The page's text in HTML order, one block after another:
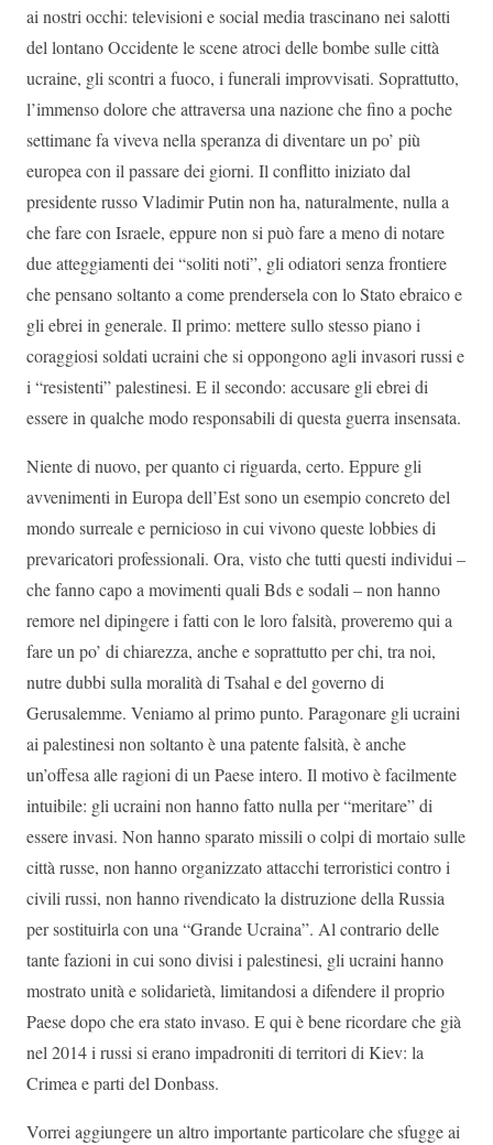
ai nostri occhi: televisioni e social media trascinano nei salotti
del lontano Occidente le scene atroci delle bombe sulle città
ucraine, gli scontri a fuoco, i funerali improvvisati. Soprattutto,
l’immenso dolore che attraversa una nazione che fino a poche
settimane fa viveva nella speranza di diventare un po’ più
europea con il passare dei giorni. Il conflitto iniziato dal
presidente russo Vladimir Putin non ha, naturalmente, nulla a
che fare con Israele, eppure non si può fare a meno di notare
due atteggiamenti dei “soliti noti”, gli odiatori senza frontiere
che pensano soltanto a come prendersela con lo Stato ebraico e
gli ebrei in generale. Il primo: mettere sullo stesso piano i
coraggiosi soldati ucraini che si oppongono agli invasori russi e
i “resistenti” palestinesi. E il secondo: accusare gli ebrei di
essere in qualche modo responsabili di questa guerra insensata.
Niente di nuovo, per quanto ci riguarda, certo. Eppure gli
avvenimenti in Europa dell’Est sono un esempio concreto del
mondo surreale e pernicioso in cui vivono queste lobbies di
prevaricatori professionali. Ora, visto che tutti questi individui –
che fanno capo a movimenti quali Bds e sodali – non hanno
remore nel dipingere i fatti con le loro falsità, proveremo qui a
fare un po’ di chiarezza, anche e soprattutto per chi, tra noi,
nutre dubbi sulla moralità di Tsahal e del governo di
Gerusalemme. Veniamo al primo punto. Paragonare gli ucraini
ai palestinesi non soltanto è una patente falsità, è anche
un’offesa alle ragioni di un Paese intero. Il motivo è facilmente
intuibile: gli ucraini non hanno fatto nulla per “meritare” di
essere invasi. Non hanno sparato missili o colpi di mortaio sulle
città russe, non hanno organizzato attacchi terroristici contro i
civili russi, non hanno rivendicato la distruzione della Russia
per sostituirla con una “Grande Ucraina”. Al contrario delle
tante fazioni in cui sono divisi i palestinesi, gli ucraini hanno
mostrato unità e solidarietà, limitandosi a difendere il proprio
Paese dopo che era stato invaso. E qui è bene ricordare che già
nel 2014 i russi si erano impadroniti di territori di Kiev: la
Crimea e parti del Donbass.
Vorrei aggiungere un altro importante particolare che sfugge ai